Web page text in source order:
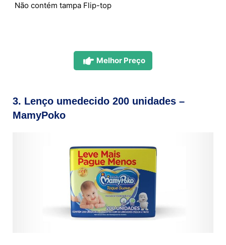
Não contém tampa Flip-top
Melhor Preço
3. Lenço umedecido 200 unidades –
MamyPoko